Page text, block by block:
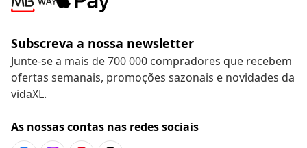
Subscreva a nossa newsletter
Junte-se a mais de 700 000 compradores que recebem
ofertas semanais, promoções sazonais e novidades da
vidaXL.
As nossas contas nas redes sociais